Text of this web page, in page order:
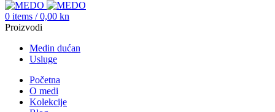
0 items / 0,00 kn
Proizvodi
Medin dućan
Usluge
Početna
O medi
Kolekcije